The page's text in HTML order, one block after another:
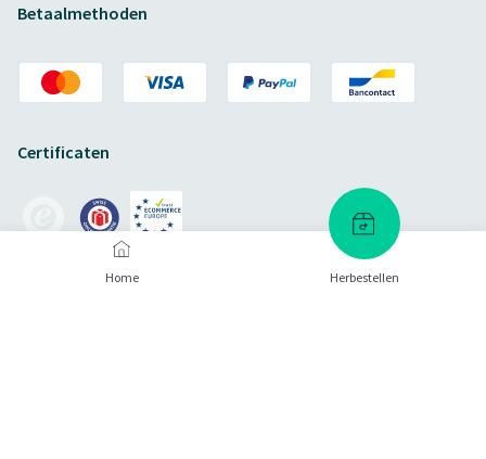
Home Herbestellen
Betaalmethoden
Certificaten